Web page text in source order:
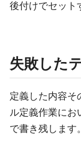
後付けでセット
失敗した
定義した内容そ
ル定義作業にお
で書き残します。